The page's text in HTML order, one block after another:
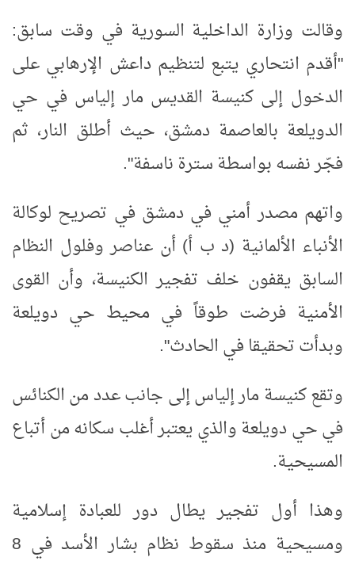
وقالت وزارة الداخلية السورية في وقت سابق:
"أقدم انتحاري يتبع لتنظيم داعش الإرهابي على
الدخول إلى كنيسة القديس مار إلياس في حي
الدويلعة بالعاصمة دمشق، حيث أطلق النار، ثم
فجّر نفسه بواسطة سترة ناسفة".
واتهم مصدر أمني في دمشق في تصريح لوكالة
الأنباء الألمانية (د ب أ) أن عناصر وفلول النظام
السابق يقفون خلف تفجير الكنيسة، وأن القوى
الأمنية فرضت طوقاً في محيط حي دويلعة
وبدأت تحقيقا في الحادث".
وتقع كنيسة مار إلياس إلى جانب عدد من الكنائس
في حي دويلعة والذي يعتبر أغلب سكانه من أتباع
المسيحية.
وهذا أول تفجير يطال دور للعبادة إسلامية
ومسيحية منذ سقوط نظام بشار الأسد في 8